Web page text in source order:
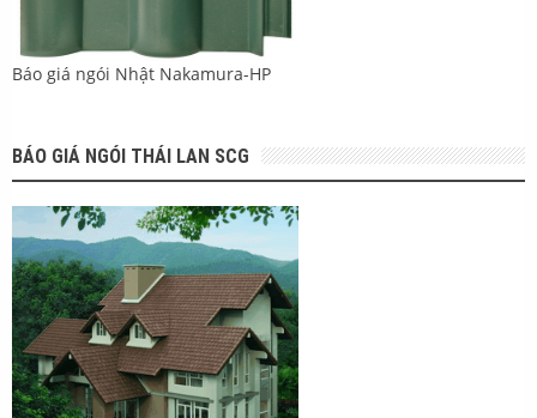
Báo giá ngói Nhật Nakamura-HP
BÁO GIÁ NGÓI THÁI LAN SCG